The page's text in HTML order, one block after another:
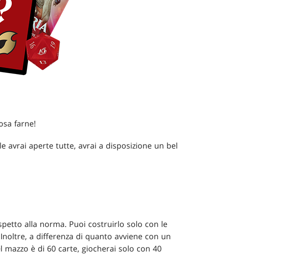
farne!
avrai aperte tutte, avrai a disposizione un bel
alla norma. Puoi costruirlo solo con le
a differenza di quanto avviene con un
è di 60 carte, giocherai solo con 40